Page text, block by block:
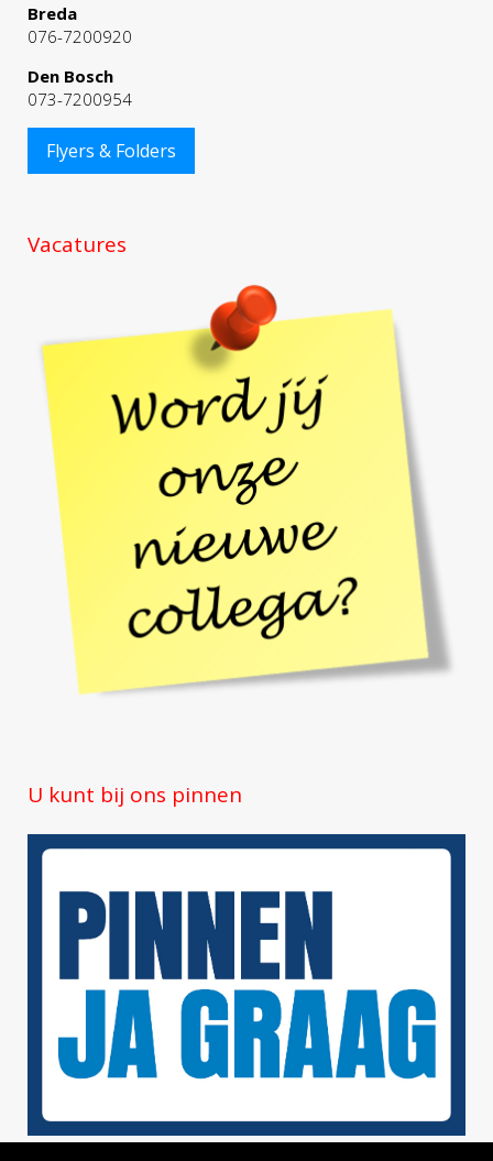
Breda
076-7200920
Den Bosch
073-7200954
Flyers & Folders
Vacatures
U kunt bij ons pinnen